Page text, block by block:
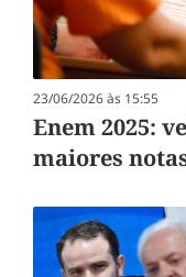
23/06/2026 às 15:55
Enem 2025:
maiores